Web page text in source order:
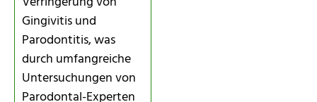
Gingivitis und
Parodontitis, was
durch umfangreiche
Untersuchungen von
Parodontal-Experten